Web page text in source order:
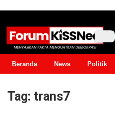
Beranda News Politik
Tag: trans7